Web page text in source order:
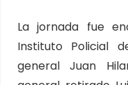
La jornada fue
Instituto Policial
general Juan